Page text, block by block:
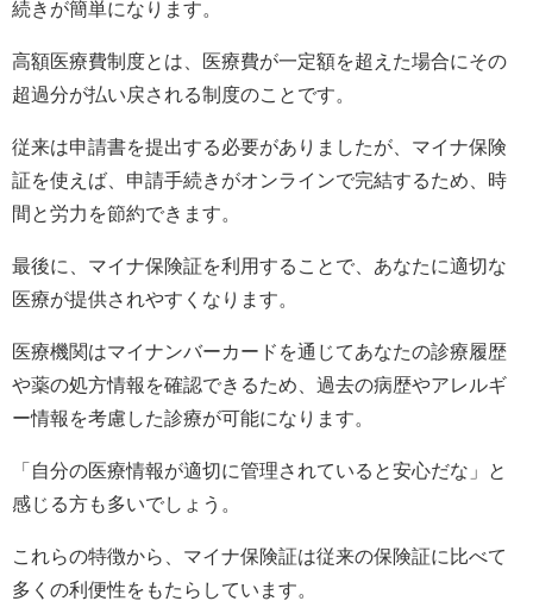
続きが簡単になります。
高額医療費制度とは、医療費が一定額を超えた場合にその
超過分が払い戻される制度のことです。
従来は申請書を提出する必要がありましたが、マイナ保険
証を使えば、申請手続きがオンラインで完結するため、時
間と労力を節約できます。
最後に、マイナ保険証を利用することで、あなたに適切な
医療が提供されやすくなります。
医療機関はマイナンバーカードを通じてあなたの診療履歴
や薬の処方情報を確認できるため、過去の病歴やアレルギ
ー情報を考慮した診療が可能になります。
「自分の医療情報が適切に管理されていると安心だな」と
感じる方も多いでしょう。
これらの特徴から、マイナ保険証は従来の保険証に比べて
多くの利便性をもたらしています。